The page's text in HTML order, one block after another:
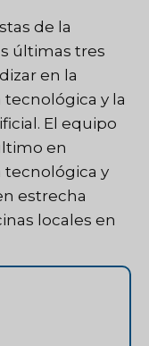
de la
últimas tres
en la
y la
El equipo
en
tecnológica y
estrecha
locales en